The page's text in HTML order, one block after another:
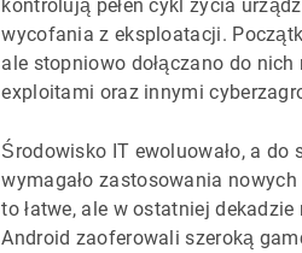
kontrolują pełen cykl życia
wycofania z eksploatacji.
ale stopniowo dołączano do
exploitami oraz innymi
Środowisko IT ewoluowało, a
wymagało zastosowania
to łatwe, ale w ostatniej
Android zaoferowali szeroką